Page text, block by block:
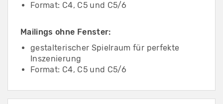
Format: C4, C5 und C5/6
Mailings ohne Fenster:
gestalterischer Spielraum für perfekte
Inszenierung
Format: C4, C5 und C5/6